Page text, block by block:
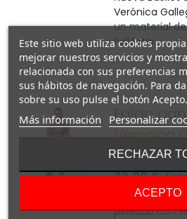
Verónica
un material de
Poliéster
Falda
EMPROWEAR
30,00 €
Porque
peleado con
Este sitio web utiliza cookies
mejorar nuestros servicios y
relacionada con sus preferencias
sus hábitos de navegación. Para
sobre su uso pulse el botón Acepto.
Más información Personalizar
RECHAZAR
ACEPTO